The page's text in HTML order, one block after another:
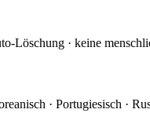
Löschung · keine
· Portugiesisch ·